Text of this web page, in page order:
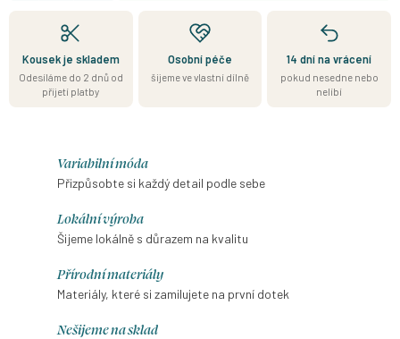
Kousek je skladem
Odesíláme do 2 dnů od
přijetí platby
Osobní péče
šijeme ve vlastní dílně
14 dní na vrácení
pokud nesedne nebo
nelíbí
Variabilní móda
Přizpůsobte si každý detail podle sebe
Lokální výroba
Šijeme lokálně s důrazem na kvalitu
Přírodní materiály
Materiály, které si zamilujete na první dotek
Nešijeme na sklad